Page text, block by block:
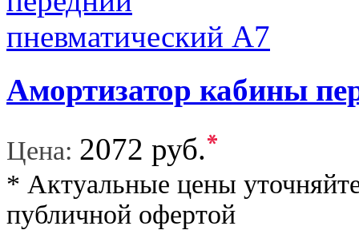
Амортизатор кабины
Цена: 2072 руб.*
* Актуальные цены
публичной офертой